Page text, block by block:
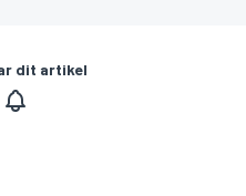
dit artikel